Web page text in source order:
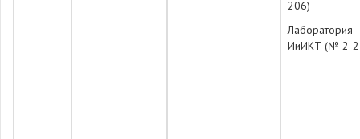
206)
Лаборатория
ИиИКТ (№ 2-